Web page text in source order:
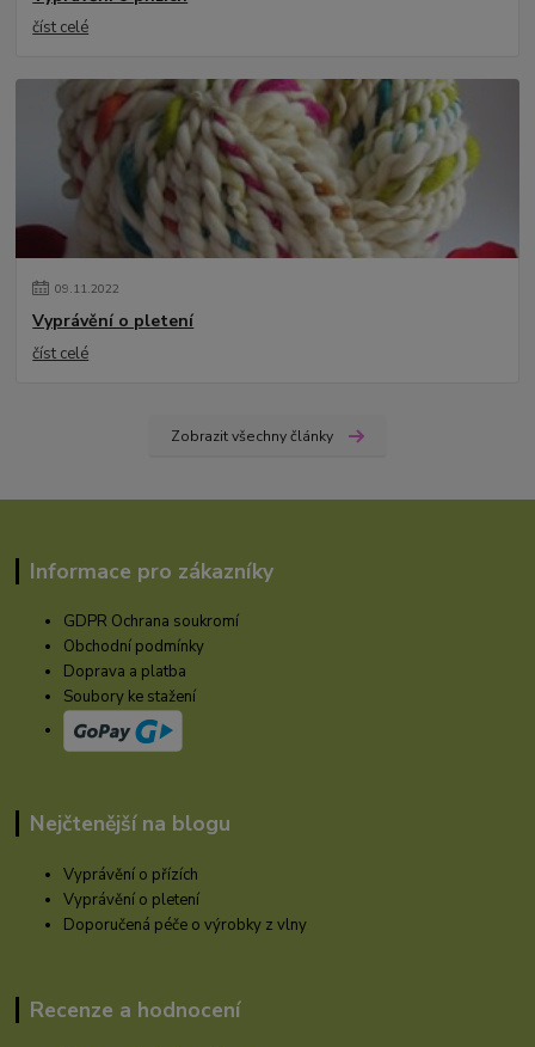
číst celé
09.11.2022
Vyprávění o pletení
číst celé
Zobrazit všechny články
Informace pro zákazníky
GDPR Ochrana soukromí
Obchodní podmínky
Doprava a platba
Soubory ke stažení
Nejčtenější na blogu
Vyprávění o přízích
Vyprávění o pletení
Doporučená péče o výrobky z vlny
Recenze a hodnocení